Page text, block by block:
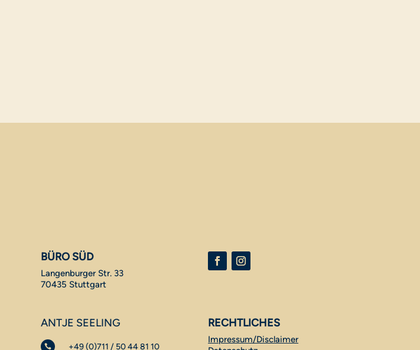
BÜRO SÜD
Langenburger Str. 33
70435 Stuttgart
ANTJE SEELING
 +49 (0)711 / 50 44 81 10
RECHTLICHES
Impressum/Disclaimer